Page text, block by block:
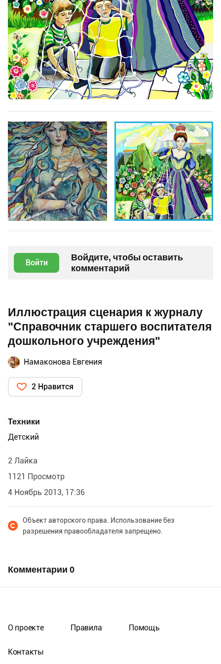
Войти
Войдите, чтобы оставить
комментарий
Иллюстрация сценария к журналу
"Справочник старшего воспитателя
дошкольного учреждения"
Намаконова Евгения
2 Нравится
Техники
Детский
2 Лайка
1121 Просмотр
4 Ноябрь 2013, 17:36
Объект авторского права. Использование без
разрешения правообладателя запрещено.
Комментарии 0
О проекте Правила Помощь
Контакты